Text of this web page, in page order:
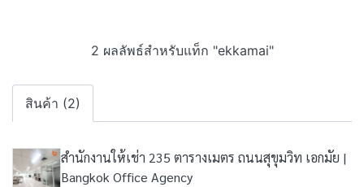
2 ผลลัพธ์สำหรับแท็ก "ekkamai"
สินค้า (2)
สำนักงานให้เช่า 235 ตารางเมตร ถนนสุขุมวิท เอกมัย |
Bangkok Office Agency